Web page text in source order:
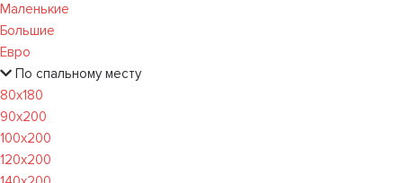
Маленькие
Большие
Евро
По спальному месту
80х180
90х200
100х200
120x200